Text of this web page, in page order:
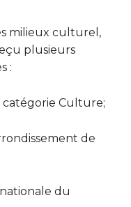
milieux culturel,
plusieurs
:
catégorie Culture;
de
du